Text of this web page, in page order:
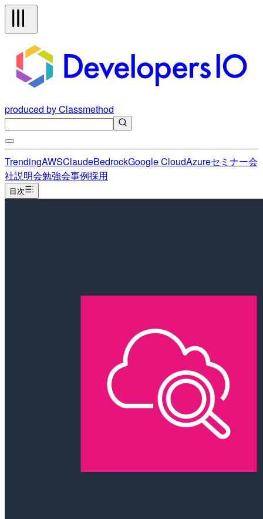
produced by Classmethod
TrendingAWSClaudeBedrockGoogle CloudAzureセミナー会
社説明会勉強会事例採用
目次